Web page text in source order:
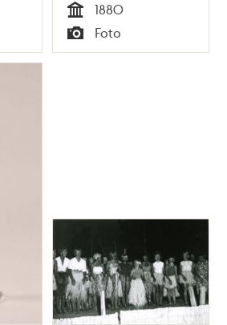
Tid
1880
Typ
Foto